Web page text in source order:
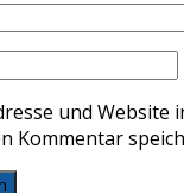
und Website
Kommentar